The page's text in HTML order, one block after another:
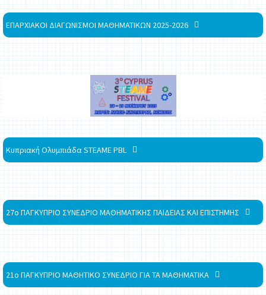
ΕΠΑΡΧΙΑΚΟΙ ΔΙΑΓΩΝΙΣΜΟΙ ΜΑΘΗΜΑΤΙΚΩΝ 2025-2026
Κυπριακή Ολυμπιάδα STEAME PBL
27ο ΠΑΓΚΥΠΡΙΟ ΣΥΝΕΔΡΙΟ ΜΑΘΗΜΑΤΙΚΗΣ ΠΑΙΔΕΙΑΣ ΚΑΙ ΕΠΙΣΤΗΜΗΣ
21ο ΠΑΓΚΥΠΡΙΟ ΜΑΘΗΤΙΚΟ ΣΥΝΕΔΡΙΟ ΓΙΑ ΤΑ ΜΑΘΗΜΑΤΙΚΑ